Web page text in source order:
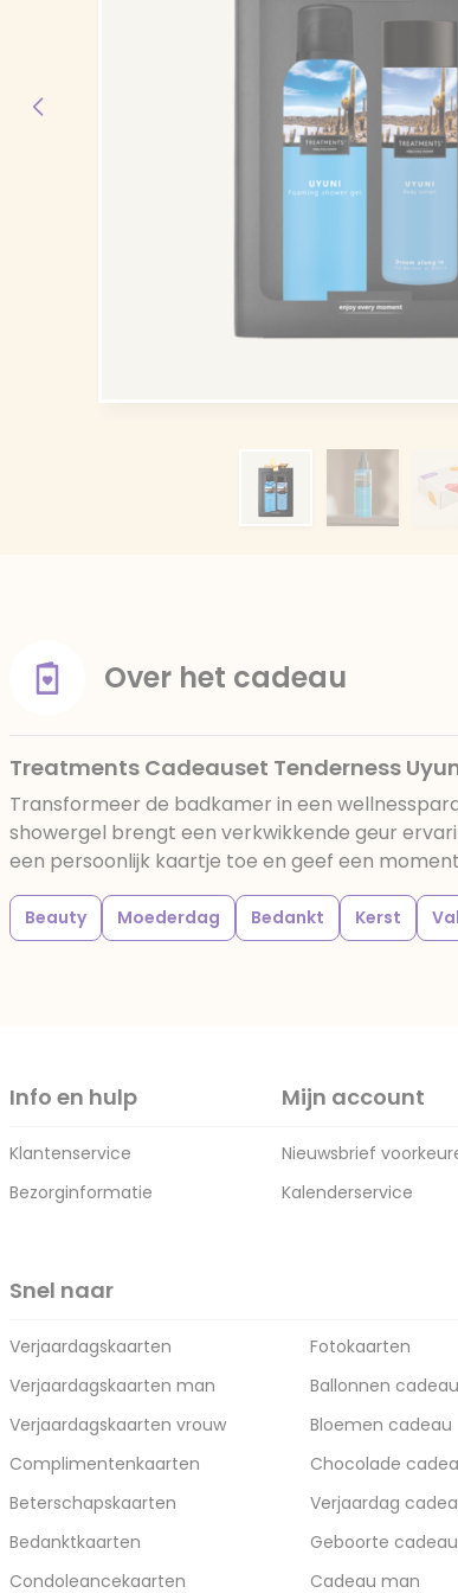
Over het cadeau
Treatments Cadeauset Tenderness
Transformeer de badkamer in een
showergel brengt een verkwikkende geur
een persoonlijk kaartje toe en geef een
Beauty Moederdag Bedankt Kerst
Info en hulp
Klantenservice
Bezorginformatie
Mijn account
Nieuwsbrief
Kalenderservice
Snel naar
Verjaardagskaarten
Verjaardagskaarten man
Verjaardagskaarten vrouw
Complimentenkaarten
Beterschapskaarten
Bedanktkaarten
Condoleancekaarten
Fotokaarten
Ballonnen cadeau
Bloemen cadeau
Chocolade
Verjaardag
Geboorte cadeau
Cadeau man